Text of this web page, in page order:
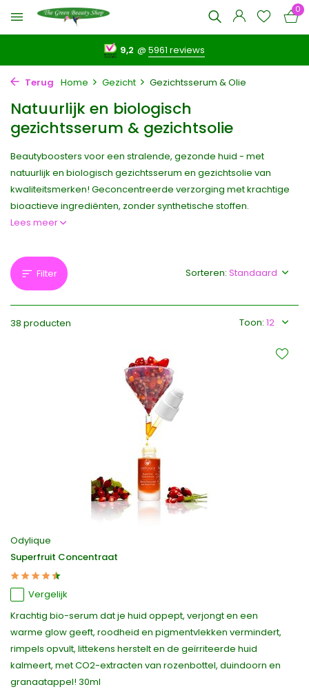
0
9,2 @5961 reviews
Terug Home Gezicht Gezichtsserum & Olie
Natuurlijk en biologisch
gezichtsserum & gezichtsolie
Beautyboosters voor een stralende, gezonde huid - met
natuurlijk en biologisch gezichtsserum en gezichtsolie van
kwaliteitsmerken! Geconcentreerde verzorging met krachtige
bioactieve ingrediënten, zonder synthetische stoffen.
Lees meer
Filter
38 producten Toon:
Sorteren:
Odylique
Superfruit Concentraat
Vergelijk
Krachtig bio-serum dat je huid oppept, verjongt en een
warme glow geeft, roodheid en pigmentvlekken vermindert,
rimpels opvult, littekens herstelt en de geïrriteerde huid
kalmeert, met CO2-extracten van rozenbottel, duindoorn en
granaatappel! 30ml